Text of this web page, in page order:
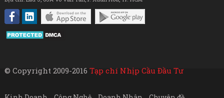
© Copyright 2009-2016 Tạp chí Nhịp Cầu Đầu Tư